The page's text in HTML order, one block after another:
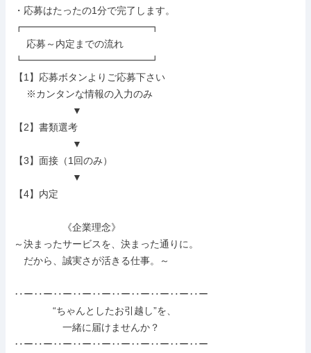
・応募はたったの1分で完了します。
┏━━━━━━━━━━━━━┓
応募～内定までの流れ
┗━━━━━━━━━━━━━┛
【1】応募ボタンよりご応募下さい
※カンタンな情報の入力のみ
▼
【2】書類選考
▼
【3】面接（1回のみ）
▼
【4】内定
《企業理念》
～決まったサービスを、決まった通りに。
だから、誠実さが活きる仕事。～
‥ー‥ー‥ー‥ー‥ー‥ー‥ー‥ー‥ー‥ー
“ちゃんとしたお引越し”を、
一緒に届けませんか？
‥ー‥ー‥ー‥ー‥ー‥ー‥ー‥ー‥ー‥ー